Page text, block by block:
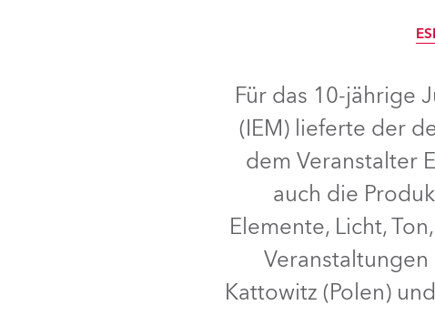
Robe On The
ProMotion
Robe Maritime
Avolites
Für das 10-jährige
(IEM) lieferte der
dem Veranstalter
auch die
Elemente, Licht,
Kattowitz (Polen)